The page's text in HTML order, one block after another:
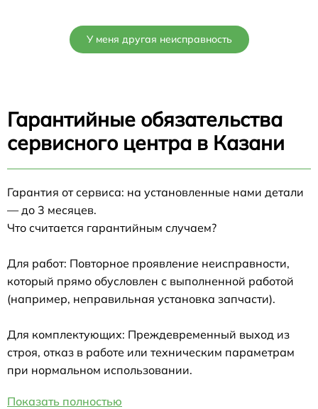
У меня другая неисправность
Гарантийные обязательства
сервисного центра в Казани
Гарантия от сервиса: на установленные нами детали
— до 3 месяцев.
Что считается гарантийным случаем?
Для работ: Повторное проявление неисправности,
который прямо обусловлен с выполненной работой
(например, неправильная установка запчасти).
Для комплектующих: Преждевременный выход из
строя, отказ в работе или техническим параметрам
при нормальном использовании.
Показать полностью